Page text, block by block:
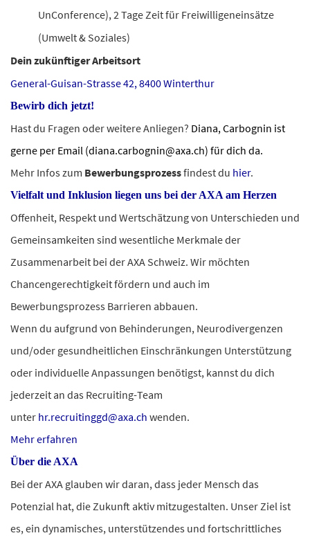
UnConference), 2 Tage Zeit für Freiwilligeneinsätze
(Umwelt & Soziales)
Dein zukünftiger Arbeitsort
General-Guisan-Strasse 42, 8400 Winterthur
Bewirb dich jetzt!
Hast du Fragen oder weitere Anliegen? Diana,Carbognin ist
gerne per Email (diana.carbognin@axa.ch) für dich da.
Mehr Infos zum Bewerbungsprozessfindest du hier.
Vielfalt und Inklusion liegen uns bei der AXA am Herzen
Offenheit, Respekt und Wertschätzung von Unterschieden und
Gemeinsamkeiten sind wesentliche Merkmale der
Zusammenarbeit bei der AXA Schweiz. Wir möchten
Chancengerechtigkeit fördern und auch im
Bewerbungsprozess Barrieren abbauen.
Wenn du aufgrund von Behinderungen, Neurodivergenzen
und/oder gesundheitlichen Einschränkungen Unterstützung
oder individuelle Anpassungen benötigst, kannst du dich
jederzeit an das Recruiting-Team
unter hr.recruitinggd@axa.ch wenden.
Mehr erfahren
Über die AXA
Bei der AXA glauben wir daran, dass jeder Mensch das
Potenzial hat, die Zukunft aktiv mitzugestalten. Unser Ziel ist
es, ein dynamisches, unterstützendes und fortschrittliches